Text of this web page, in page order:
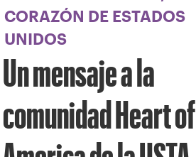
CORAZÓN DE ESTADOS
UNIDOS
Un mensaje a la
comunidad Heart of